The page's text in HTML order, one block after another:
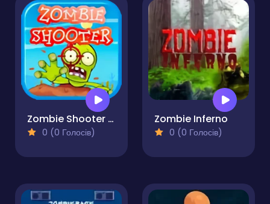
Zombie Shooter Apocalypse
0 (0 Голосів)
Zombie Inferno
0 (0 Голосів)